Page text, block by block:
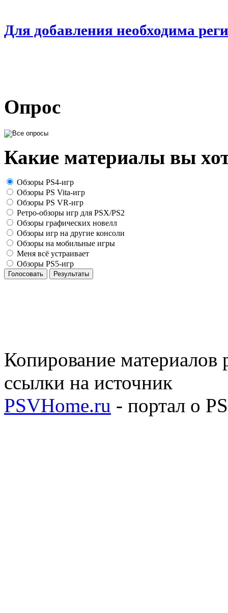
Для добавления необходима
Опрос
Какие материалы вы
Обзоры PS4-игр
Обзоры PS Vita-игр
Обзоры PS VR-игр
Ретро-обзоры игр для PSX/PS2
Обзоры графических новелл
Обзоры игр на другие консоли
Обзоры на мобильные игры
Меня всё устраивает
Обзоры PS5-игр
Голосовать Результаты
Копирование материалов
ссылки на источник
PSVHome.ru - портал о